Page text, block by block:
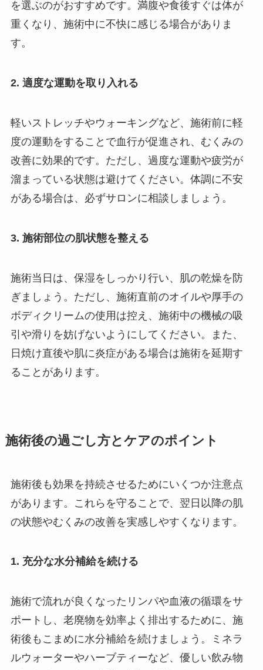
を選ぶのがおすすめです。満腹や食後すぐは体が
重くなり、施術中に不快に感じる場合がありま
す。
2. 適度な運動を取り入れる
軽いストレッチやウォーキングなど、施術前に軽
度の運動をすることで血行が促進され、むくみの
改善に効果的です。ただし、過度な運動や疲労が
溜まっている状態は避けてください。体調に不安
がある場合は、必ずサロンに相談しましょう。
3. 施術部位の肌状態を整える
施術当日は、保湿をしっかり行い、肌の乾燥を防
ぎましょう。ただし、施術直前のオイルや厚手の
ボディクリームの使用は控え、施術中の機械の吸
引や滑りを妨げないようにしてください。また、
日焼け直後や肌に炎症がある場合は施術を延期す
ることがあります。
施術後の過ごし方とケアのポイント
施術後も効果を持続させるためにいくつか注意点
があります。これらを守ることで、翌日以降の肌
の状態やむくみの改善を実感しやすくなります。
1. 充分な水分補給を続ける
施術で流れが良くなったリンパや血液の循環をサ
ポートし、老廃物を効率よく排出するために、施
術後もこまめに水分補給を続けましょう。ミネラ
ルウォーターやハーブティーなど、優しい飲み物